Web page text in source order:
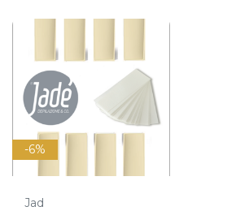
-6%
Jad